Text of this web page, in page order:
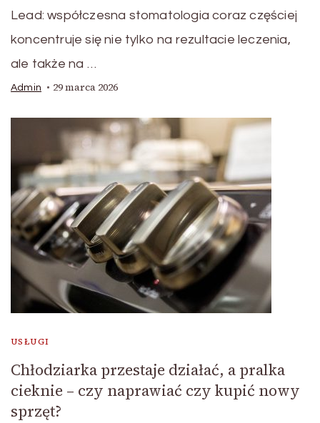
Lead: współczesna stomatologia coraz częściej
koncentruje się nie tylko na rezultacie leczenia,
ale także na …
Admin 29 marca 2026
USŁUGI
Chłodziarka przestaje działać, a pralka
cieknie – czy naprawiać czy kupić nowy
sprzęt?